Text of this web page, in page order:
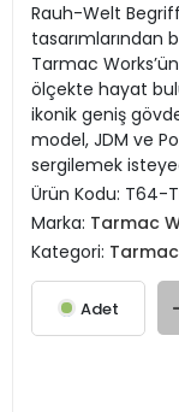
Rauh-Welt
tasarımlarından
Tarmac
ölçekte hayat
ikonik geniş
model, JDM ve
sergilemek
Ürün Kodu: T64-
Marka: Tarmac
Kategori:
Adet